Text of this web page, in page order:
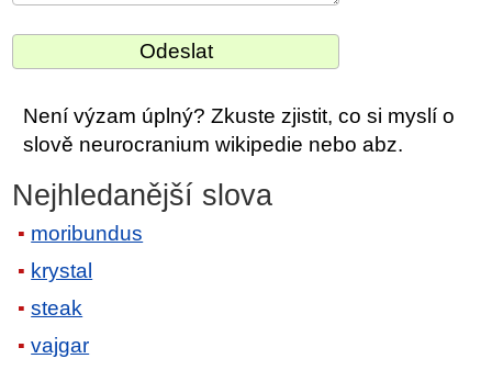
Není výzam úplný? Zkuste zjistit, co si myslí o
slově neurocranium wikipedie nebo abz.
Nejhledanější slova
moribundus
krystal
steak
vajgar